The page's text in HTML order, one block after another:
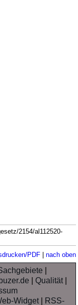
2154/al112520-
PDF| nach oben
|Qualität|
Widget| RSS-